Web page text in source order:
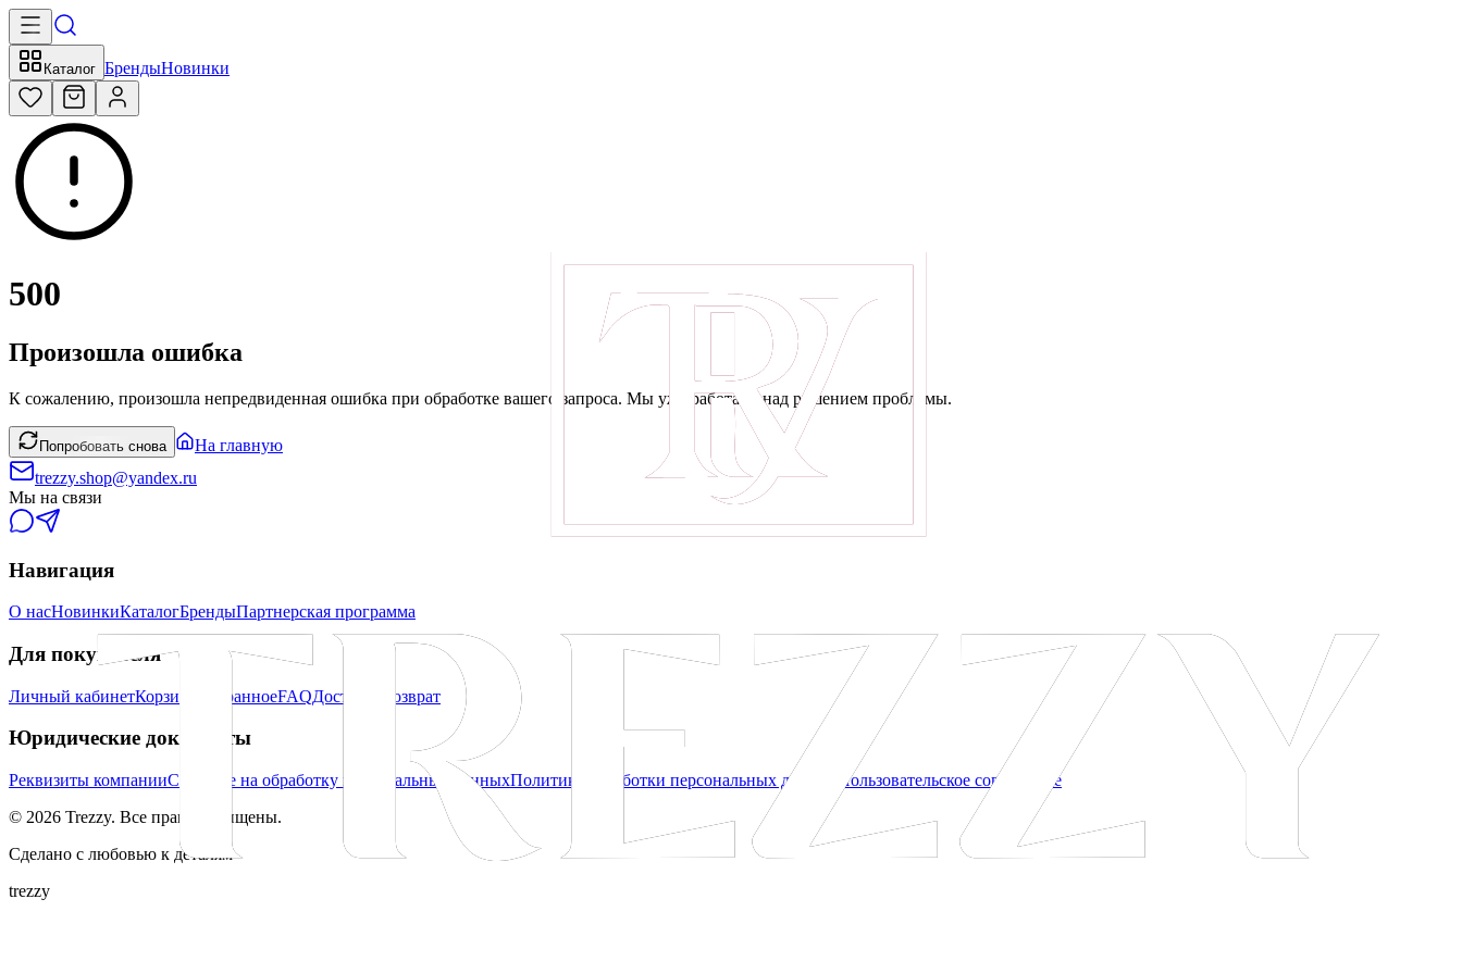
Каталог БрендыНовинки
500
Произошла ошибка
К сожалению, произошла непредвиденная ошибка при обработке вашего запроса. Мы уже работаем над решением проблемы.
Попробовать снова
На главную
trezzy.shop@yandex.ru
Мы на связи
Навигация
О насНовинкиКаталогБрендыПартнерская программа
Для покупателя
Личный кабинетКорзина ИзбранноеFAQДоставка Возврат
Юридические документы
Реквизиты компанииСогласие на обработку персональных данныхПолитика обработки персональных данных
Пользовательское соглашение
© 2026 Trezzy. Все права защищены.
Сделано с любовью к деталям
trezzy